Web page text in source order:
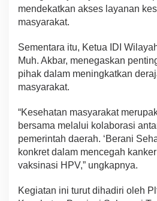
mendekatkan akses layanan
masyarakat.
Sementara itu, Ketua IDI
Muh. Akbar, menegaskan
pihak dalam meningkatkan
masyarakat.
“Kesehatan masyarakat
bersama melalui kolaborasi
pemerintah daerah. ‘Berani
konkret dalam mencegah
vaksinasi HPV,” ungkapnya.
Kegiatan ini turut dihadiri oleh